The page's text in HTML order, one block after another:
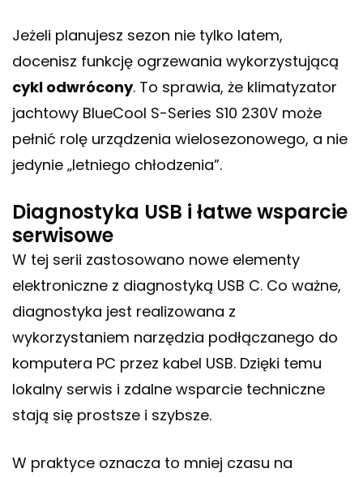
Jeżeli planujesz sezon nie tylko latem,
docenisz funkcję ogrzewania wykorzystującą
cykl odwrócony. To sprawia, że klimatyzator
jachtowy BlueCool S-Series S10 230V może
pełnić rolę urządzenia wielosezonowego, a nie
jedynie „letniego chłodzenia”.
Diagnostyka USB i łatwe wsparcie
serwisowe
W tej serii zastosowano nowe elementy
elektroniczne z diagnostyką USB C. Co ważne,
diagnostyka jest realizowana z
wykorzystaniem narzędzia podłączanego do
komputera PC przez kabel USB. Dzięki temu
lokalny serwis i zdalne wsparcie techniczne
stają się prostsze i szybsze.
W praktyce oznacza to mniej czasu na